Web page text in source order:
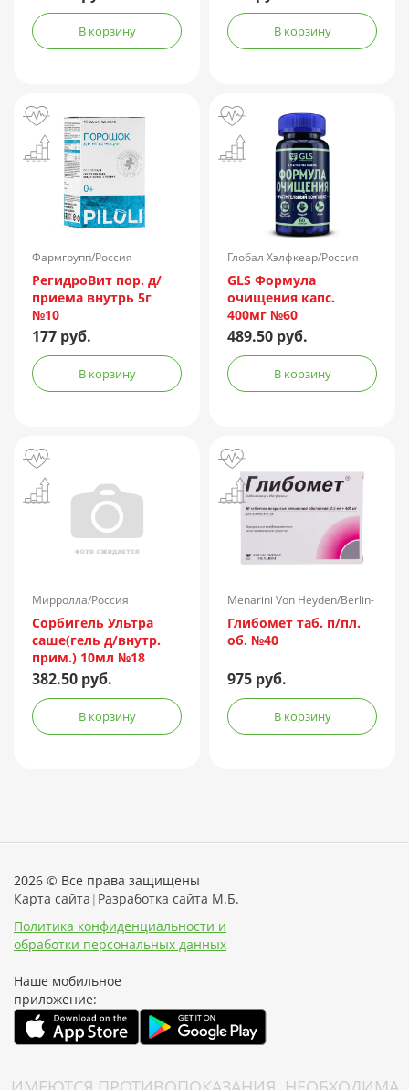
В корзину В корзину
Фармгрупп/Россия
РегидроВит пор. д/
приема внутрь 5г
№10
177 руб.
В корзину
Глобал Хэлфкеар/Россия
GLS Формула
очищения капс.
400мг №60
489.50 руб.
В корзину
Мирролла/Россия
Сорбигель Ультра
саше(гель д/внутр.
прим.) 10мл №18
382.50 руб.
В корзину
Menarini Von Heyden/Berlin-
Chemie/Германия
Глибомет таб. п/пл.
об. №40
975 руб.
В корзину
2026 © Все права защищены
Карта сайта | Разработка сайта М.Б.
Политика конфиденциальности и
обработки персональных данных
Наше мобильное
приложение: